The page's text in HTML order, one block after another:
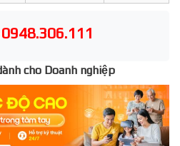
0948.306.111
cho Doanh nghiệp